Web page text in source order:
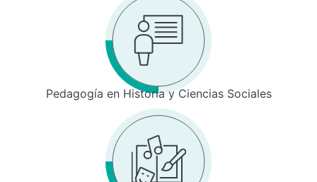
Pedagogía en Historia y Ciencias Sociales